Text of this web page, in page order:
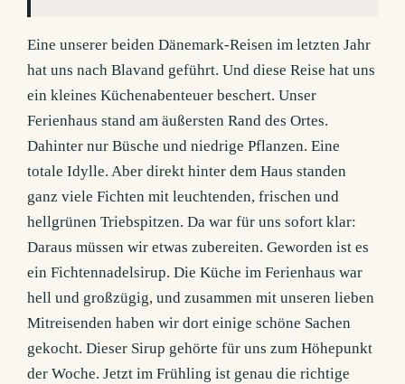
Eine unserer beiden Dänemark-Reisen im letzten Jahr
hat uns nach Blavand geführt. Und diese Reise hat uns
ein kleines Küchenabenteuer beschert. Unser
Ferienhaus stand am äußersten Rand des Ortes.
Dahinter nur Büsche und niedrige Pflanzen. Eine
totale Idylle. Aber direkt hinter dem Haus standen
ganz viele Fichten mit leuchtenden, frischen und
hellgrünen Triebspitzen. Da war für uns sofort klar:
Daraus müssen wir etwas zubereiten. Geworden ist es
ein Fichtennadelsirup. Die Küche im Ferienhaus war
hell und großzügig, und zusammen mit unseren lieben
Mitreisenden haben wir dort einige schöne Sachen
gekocht. Dieser Sirup gehörte für uns zum Höhepunkt
der Woche. Jetzt im Frühling ist genau die richtige